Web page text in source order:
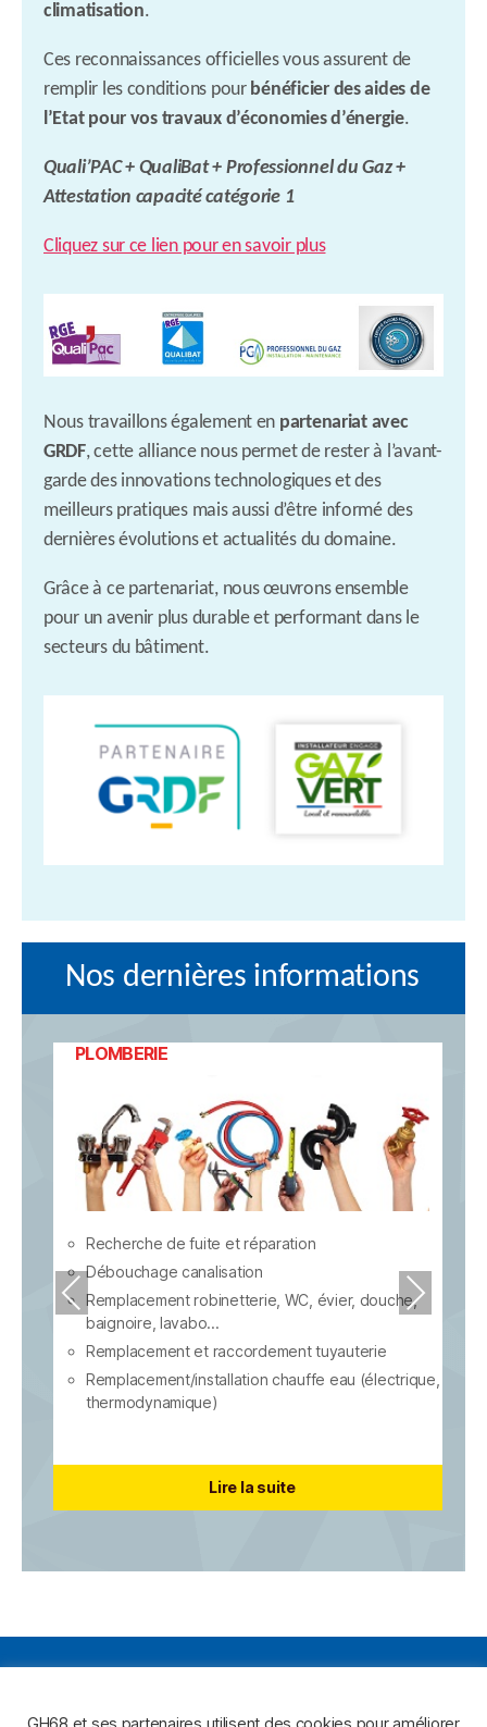
climatisation.
Ces reconnaissances officielles vous assurent de
remplir les conditions pour bénéficier des aides de
l’Etat pour vos travaux d’économies d’énergie.
Quali’PAC + QualiBat + Professionnel du Gaz+
Attestation capacité catégorie 1
Cliquez sur ce lien pour en savoir plus
Nous travaillons également en partenariat avec
GRDF, cette alliance nous permet de rester à l’avant-
garde des innovations technologiques et des
meilleurs pratiques mais aussi d’être informé des
dernières évolutions et actualités du domaine.
Grâce à ce partenariat, nous œuvrons ensemble
pour un avenir plus durable et performant dans le
secteurs du bâtiment.
Nos dernières informations
PLOMBERIE
Recherche de fuite et réparation
Débouchage canalisation
Remplacement robinetterie, WC, évier, douche,
baignoire, lavabo...
Remplacement et raccordement tuyauterie
Remplacement/installation chauffe eau (électrique,
thermodynamique)
Lire la suite
PR
EVI
OU
S
NE
XT